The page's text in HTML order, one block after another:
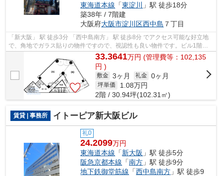
東海道本線 「東淀川
」駅 徒歩18分
築38年 / 7階建
大阪府大阪市淀川区西中島 ７丁目
「新大阪」 駅 徒歩3分 「西中島南方」 駅 徒歩8分 でアクセス可能な好立地
で、角地でガラス貼りの物件ですので、視認性も良い物件です。ビル1階の
テナント出入口は24時間オートロック...
33.3641万円 (管理費等：102,135
円 )
敷金 3ヶ月 礼金 0ヶ月
坪単価 1.08万円
2階 / 30.94坪(102.31㎡)
賃貸 | 事務所 イトーピア新大阪ビル
礼0
24.2099万円
東海道本線 「新大阪 」駅 徒歩5分
阪急京都本線 「南方 」駅 徒歩9分
地下鉄御堂筋線 「西中島南方 」駅 徒歩9